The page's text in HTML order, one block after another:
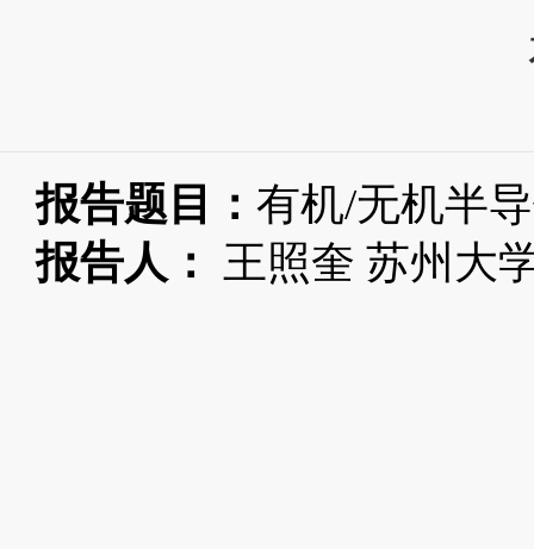
报告题目： 有机/无机半
报告人： 王照奎 苏州大